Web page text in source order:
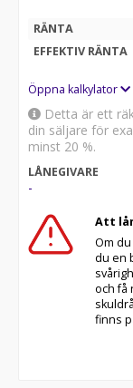
RÄNTA
EFFEKTIV RÄNTA
Öppna kalkylator
Detta är ett
din säljare för
minst 20 %.
LÅNEGIVARE
-
Att
Om
du en
och få
finns